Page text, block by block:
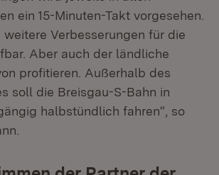
ein 15-Minuten-Takt vorgesehen.
weitere Verbesserungen für die
Aber auch der ländliche
profitieren. Außerhalb des
soll die Breisgau-S-Bahn in
halbstündlich fahren“, so